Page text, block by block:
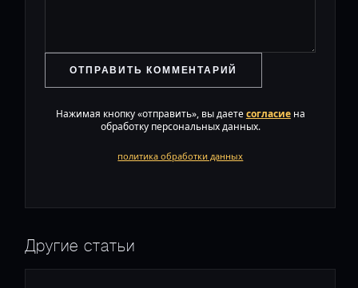
ОТПРАВИТЬ КОММЕНТАРИЙ
Нажимая кнопку «отправить», вы даетесогласиена
обработку персональных данных.
политика обработки данных
Другие статьи